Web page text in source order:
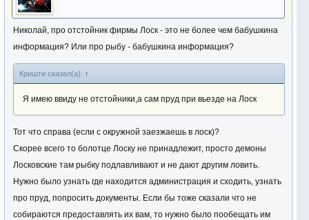
Николай, про отстойник фирмы Лоск - это не более чем бабушкина
информация? Или про рыбу - бабушкина информация?
Кришти сказал(а): ↑
Я имею ввиду не отстойники,а сам пруд при вьезде на Лоск
Тот что справа (если с окружной заезжаешь в лоск)?
Скорее всего то болотце Лоску не принадлежит, просто демоны
Лосковские там рыбку подлавливают и не дают другим ловить.
Нужно было узнать где находится администрация и сходить, узнать
про пруд, попросить документы. Если бы тоже сказали что не
собираются предоставлять их вам, то нужно было пообещать им